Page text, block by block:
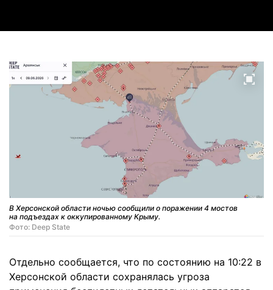
В Херсонской области ночью сообщили о поражении 4 мостов
на подъездах к оккупированному Крыму.
Фото: Deep State
Отдельно сообщается, что по состоянию на 10:22 в
Херсонской области сохранялась угроза